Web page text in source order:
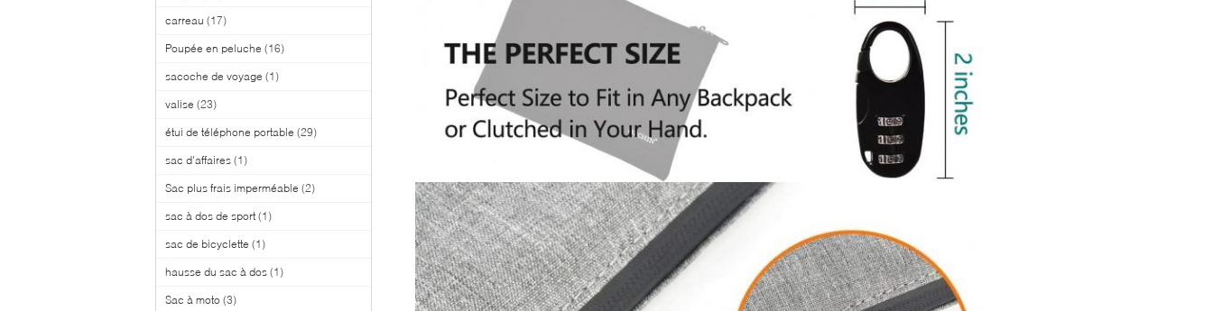
carreau (17)
Poupée en peluche (16)
sacoche de voyage (1)
valise (23)
étui de téléphone portable (29)
sac d'affaires (1)
Sac plus frais imperméable (2)
sac à dos de sport (1)
sac de bicyclette (1)
hausse du sac à dos (1)
Sac à moto (3)